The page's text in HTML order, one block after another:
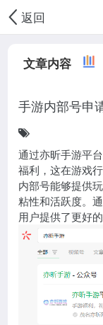
返回
文章内容
手游内部号申
通过亦昕手游平
福利，这在游戏
内部号能够提供
粘性和活跃度。
用户提供了更好的